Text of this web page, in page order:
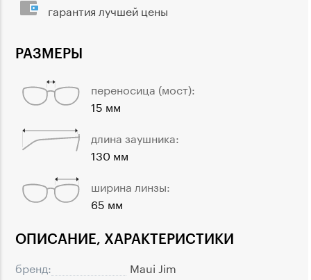
ОПИСАНИЕ, ХАРАКТЕРИСТИКИ
бренд:
Maui Jim
РАЗМЕРЫ
переносица (мост):
15 мм
длина заушника:
130 мм
ширина линзы:
65 мм
гарантия лучшей цены